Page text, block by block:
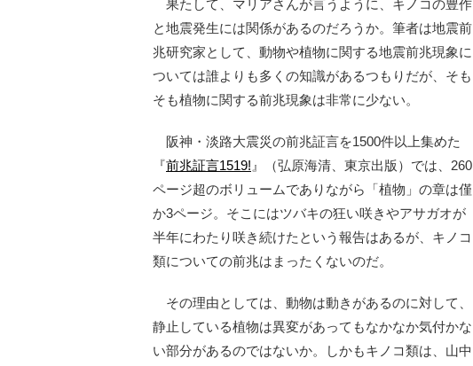
果たして、マリアさんが言うように、キノコの豊作
と地震発生には関係があるのだろうか。筆者は地震前
兆研究家として、動物や植物に関する地震前兆現象に
ついては誰よりも多くの知識があるつもりだが、そも
そも植物に関する前兆現象は非常に少ない。
阪神・淡路大震災の前兆証言を1500件以上集めた
『前兆証言1519! 』（弘原海清、東京出版）では、260
ページ超のボリュームでありながら「植物」の章は僅
か3ページ。そこにはツバキの狂い咲きやアサガオが
半年にわたり咲き続けたという報告はあるが、キノコ
類についての前兆はまったくないのだ。
その理由としては、動物は動きがあるのに対して、
静止している植物は異変があってもなかなか気付かな
い部分があるのではないか。しかもキノコ類は、山中